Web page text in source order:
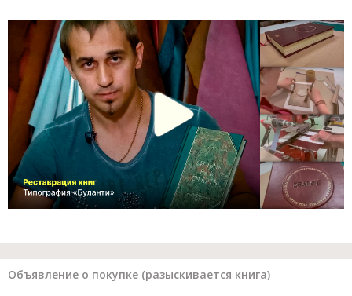
Объявление о покупке (разыскивается книга)